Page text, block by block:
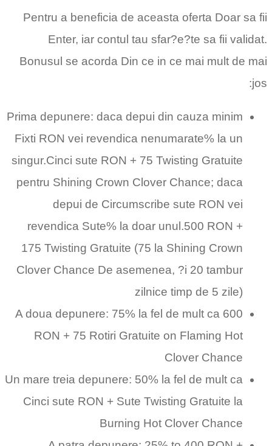
Pentru a beneficia de aceasta oferta Doar sa fii
Enter, iar contul tau sfar?e?te sa fii validat.
Bonusul se acorda Din ce in ce mai mult de mai
jos:
Prima depunere: daca depui din cauza minim
Fixti RON vei revendica nenumarate% la un
singur.Cinci sute RON + 75 Twisting Gratuite
pentru Shining Crown Clover Chance; daca
depui de Circumscribe sute RON vei
revendica Sute% la doar unul.500 RON +
175 Twisting Gratuite (75 la Shining Crown
Clover Chance De asemenea, ?i 20 tambur
zilnice timp de 5 zile)
A doua depunere: 75% la fel de mult ca 600
RON + 75 Rotiri Gratuite on Flaming Hot
Clover Chance
Un mare treia depunere: 50% la fel de mult ca
Cinci sute RON + Sute Twisting Gratuite la
Burning Hot Clover Chance